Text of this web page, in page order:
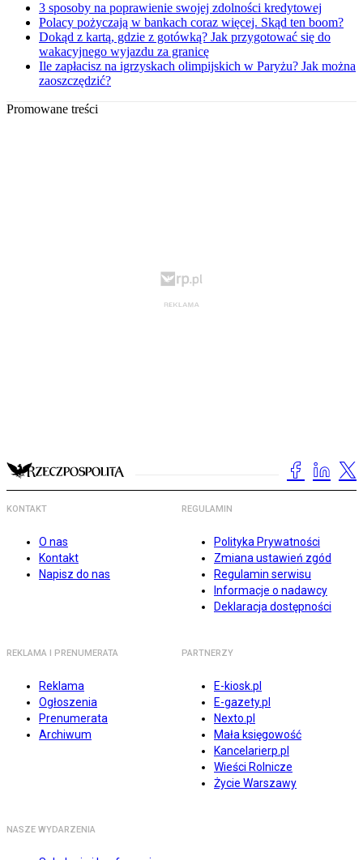
3 sposoby na poprawienie swojej zdolności kredytowej
Polacy pożyczają w bankach coraz więcej. Skąd ten boom?
Dokąd z kartą, gdzie z gotówką? Jak przygotować się do
wakacyjnego wyjazdu za granicę
Ile zapłacisz na igrzyskach olimpijskich w Paryżu? Jak można
zaoszczędzić?
Promowane treści
KONTAKT
O nas
Kontakt
Napisz do nas
REGULAMIN
Polityka Prywatności
Zmiana ustawień zgód
Regulamin serwisu
Informacje o nadawcy
Deklaracja dostępności
REKLAMA I PRENUMERATA
Reklama
Ogłoszenia
Prenumerata
Archiwum
PARTNERZY
E-kiosk.pl
E-gazety.pl
Nexto.pl
Mała księgowość
Kancelarierp.pl
Wieści Rolnicze
Życie Warszawy
NASZE WYDARZENIA